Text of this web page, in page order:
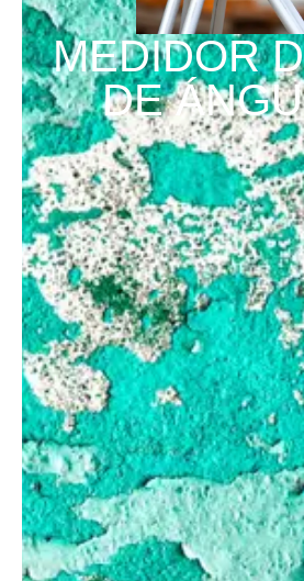
MEDIDOR
DE